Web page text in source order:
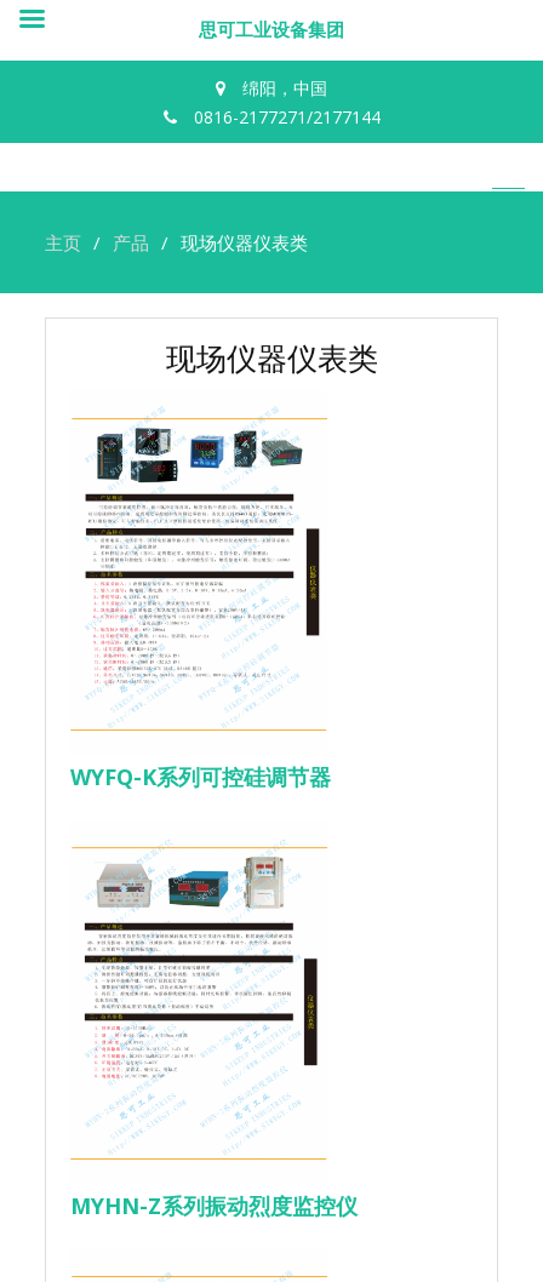
绵阳，中国
0816-2177271/2177144
主页 产品 现场仪器仪表类
现场仪器仪表类
WYFQ-K系列可控硅调节器
MYHN-Z系列振动烈度监控仪
思可工业设备集团